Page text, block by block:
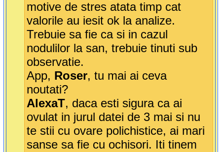
motive de stres atata timp cat
valorile au iesit ok la analize.
Trebuie sa fie ca si in cazul
nodulilor la san, trebuie tinuti sub
observatie.
App, Roser, tu mai ai ceva
noutati?
AlexaT, daca esti sigura ca ai
ovulat in jurul datei de 3 mai si nu
te stii cu ovare polichistice, ai mari
sanse sa fie cu ochisori. Iti tinem